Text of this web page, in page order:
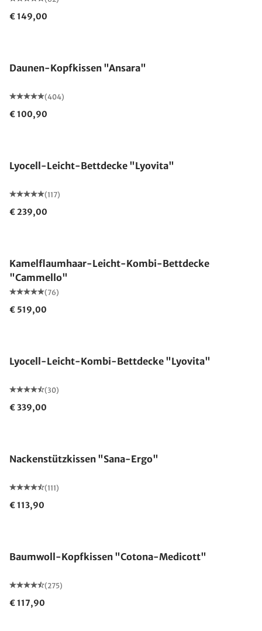
€ 149,00
Daunen-Kopfkissen "Ansara"
(404)
€ 100,90
Lyocell-Leicht-Bettdecke "Lyovita"
(117)
€ 239,00
Kamelflaumhaar-Leicht-Kombi-Bettdecke
"Cammello"
(76)
€ 519,00
Lyocell-Leicht-Kombi-Bettdecke "Lyovita"
(30)
€ 339,00
Nackenstützkissen "Sana-Ergo"
(111)
€ 113,90
Baumwoll-Kopfkissen "Cotona-Medicott"
(275)
€ 117,90